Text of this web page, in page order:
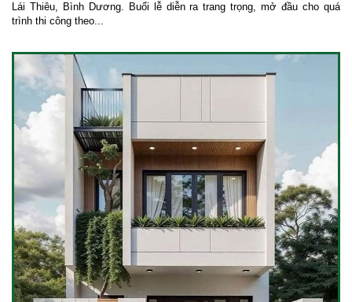
Lái Thiêu, Bình Dương. Buổi lễ diễn ra trang trọng, mở đầu cho quá
trình thi công theo...